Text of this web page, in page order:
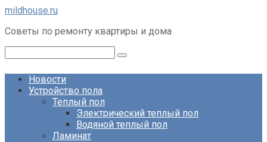
Перейти
контенту
mildhouse.ru
Советы по ремонту квартиры и дома
Новости
Устройство пола
Теплый пол
Электрический теплый пол
Водяной теплый пол
Ламинат